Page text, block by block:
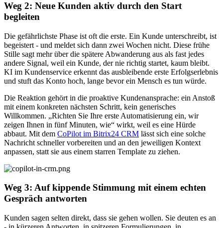
Weg 2: Neue Kunden aktiv durch den Start
begleiten
Die gefährlichste Phase ist oft die erste. Ein Kunde unterschreibt, ist
begeistert - und meldet sich dann zwei Wochen nicht. Diese frühe
Stille sagt mehr über die spätere Abwanderung aus als fast jedes
andere Signal, weil ein Kunde, der nie richtig startet, kaum bleibt.
KI im Kundenservice erkennt das ausbleibende erste Erfolgserlebnis
und stuft das Konto hoch, lange bevor ein Mensch es tun würde.
Die Reaktion gehört in die proaktive Kundenansprache: ein Anstoß
mit einem konkreten nächsten Schritt, kein generisches
Willkommen. „Richten Sie Ihre erste Automatisierung ein, wir
zeigen Ihnen in fünf Minuten, wie“ wirkt, weil es eine Hürde
abbaut. Mit dem CoPilot im Bitrix24 CRM lässt sich eine solche
Nachricht schneller vorbereiten und an den jeweiligen Kontext
anpassen, statt sie aus einem starren Template zu ziehen.
Weg 3: Auf kippende Stimmung mit einem echten
Gespräch antworten
Kunden sagen selten direkt, dass sie gehen wollen. Sie deuten es an